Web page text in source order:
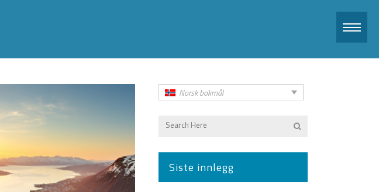
Norsk bokmål
Siste innlegg